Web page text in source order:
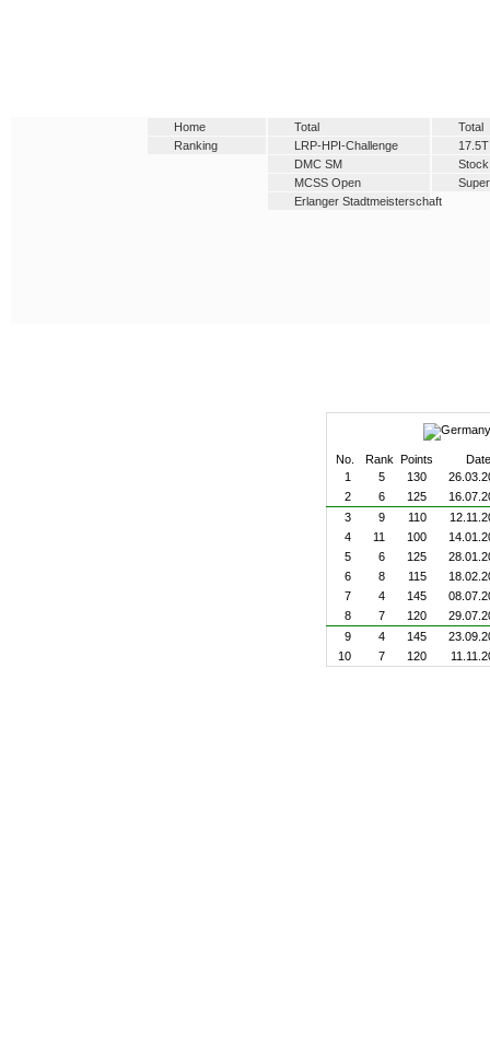
Home
Ranking
Total
LRP-HPI-Challenge
DMC SM
MCSS Open
Erlanger Stadtmeisterschaft
Total
17.5T
Stock
No. Rank Points
Date
1
5 130
2
6 125
3
9 110
4
11 100
5
6 125
6
8 115
7
4 145
8
7 120
9
4 145
10
7 120